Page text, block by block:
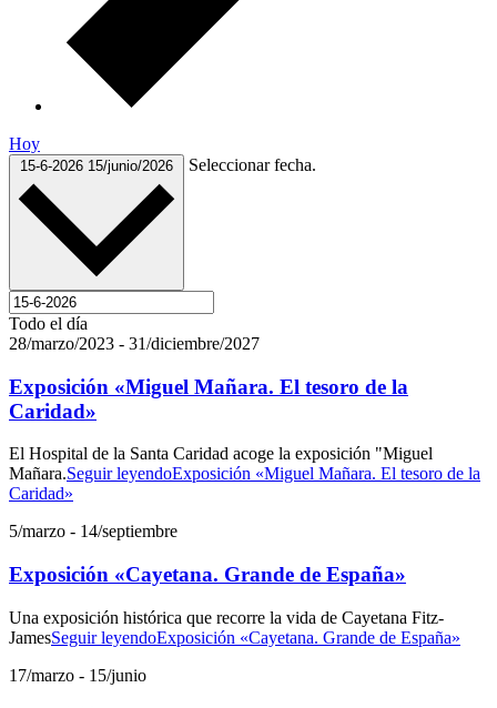
Hoy
15-6-2026 15/junio/2026 Seleccionar fecha.
Todo el día
28/marzo/2023 - 31/diciembre/2027
Exposición «Miguel Mañara. El tesoro de la
Caridad»
El Hospital de la Santa Caridad acoge la exposición "Miguel
Mañara.Seguir leyendoExposición «Miguel Mañara. El tesoro de la
Caridad»
5/marzo - 14/septiembre
Exposición «Cayetana. Grande de España»
Una exposición histórica que recorre la vida de Cayetana Fitz-
JamesSeguir leyendoExposición «Cayetana. Grande de España»
17/marzo - 15/junio